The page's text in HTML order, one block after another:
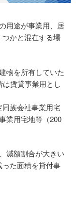
用途が事業用、居
かと混在する場
物を所有していた
賃貸事業用とし
族会社事業用宅
業用宅地等（200
減額割合が大きい
た面積を貸付事